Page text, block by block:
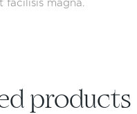
facilisis magna.
products